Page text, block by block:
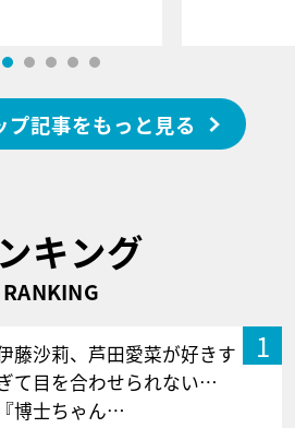
プ記事をもっと見る
キング
RANKING
1
藤沙莉、芦田愛菜が好きす
て目を合わせられない…
『博士ちゃん…